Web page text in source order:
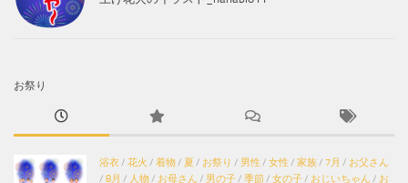
お祭り
浴衣/ 花火 / 着物/ 夏 / お祭り / 男性 / 女性 / 家族/ 7月 / お父さん
/ 8月 / 人物/ お母さん / 男の子/ 季節/ 女の子/ おじいちゃん / お